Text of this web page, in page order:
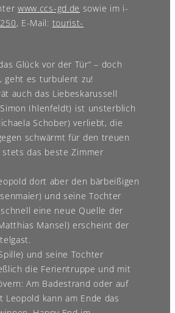
www.ccs-gd.de sowie im i-
, E-Mail: tourist-
Glück vor der Tür“ – doch
geht es turbulent zu!
auch das Liebeskarussell
Ihlenfeldt) ist unsterblich
Schober) verliebt, die
schwärmt für den treuen
stets das beste Zimmer
dort aber den bärbeißigen
und seine Tochter
eine neue Quelle der
Mansel) erscheint der
und seine Tochter
die Ferientruppe und mit
Am Badestrand oder auf
kann am Ende das